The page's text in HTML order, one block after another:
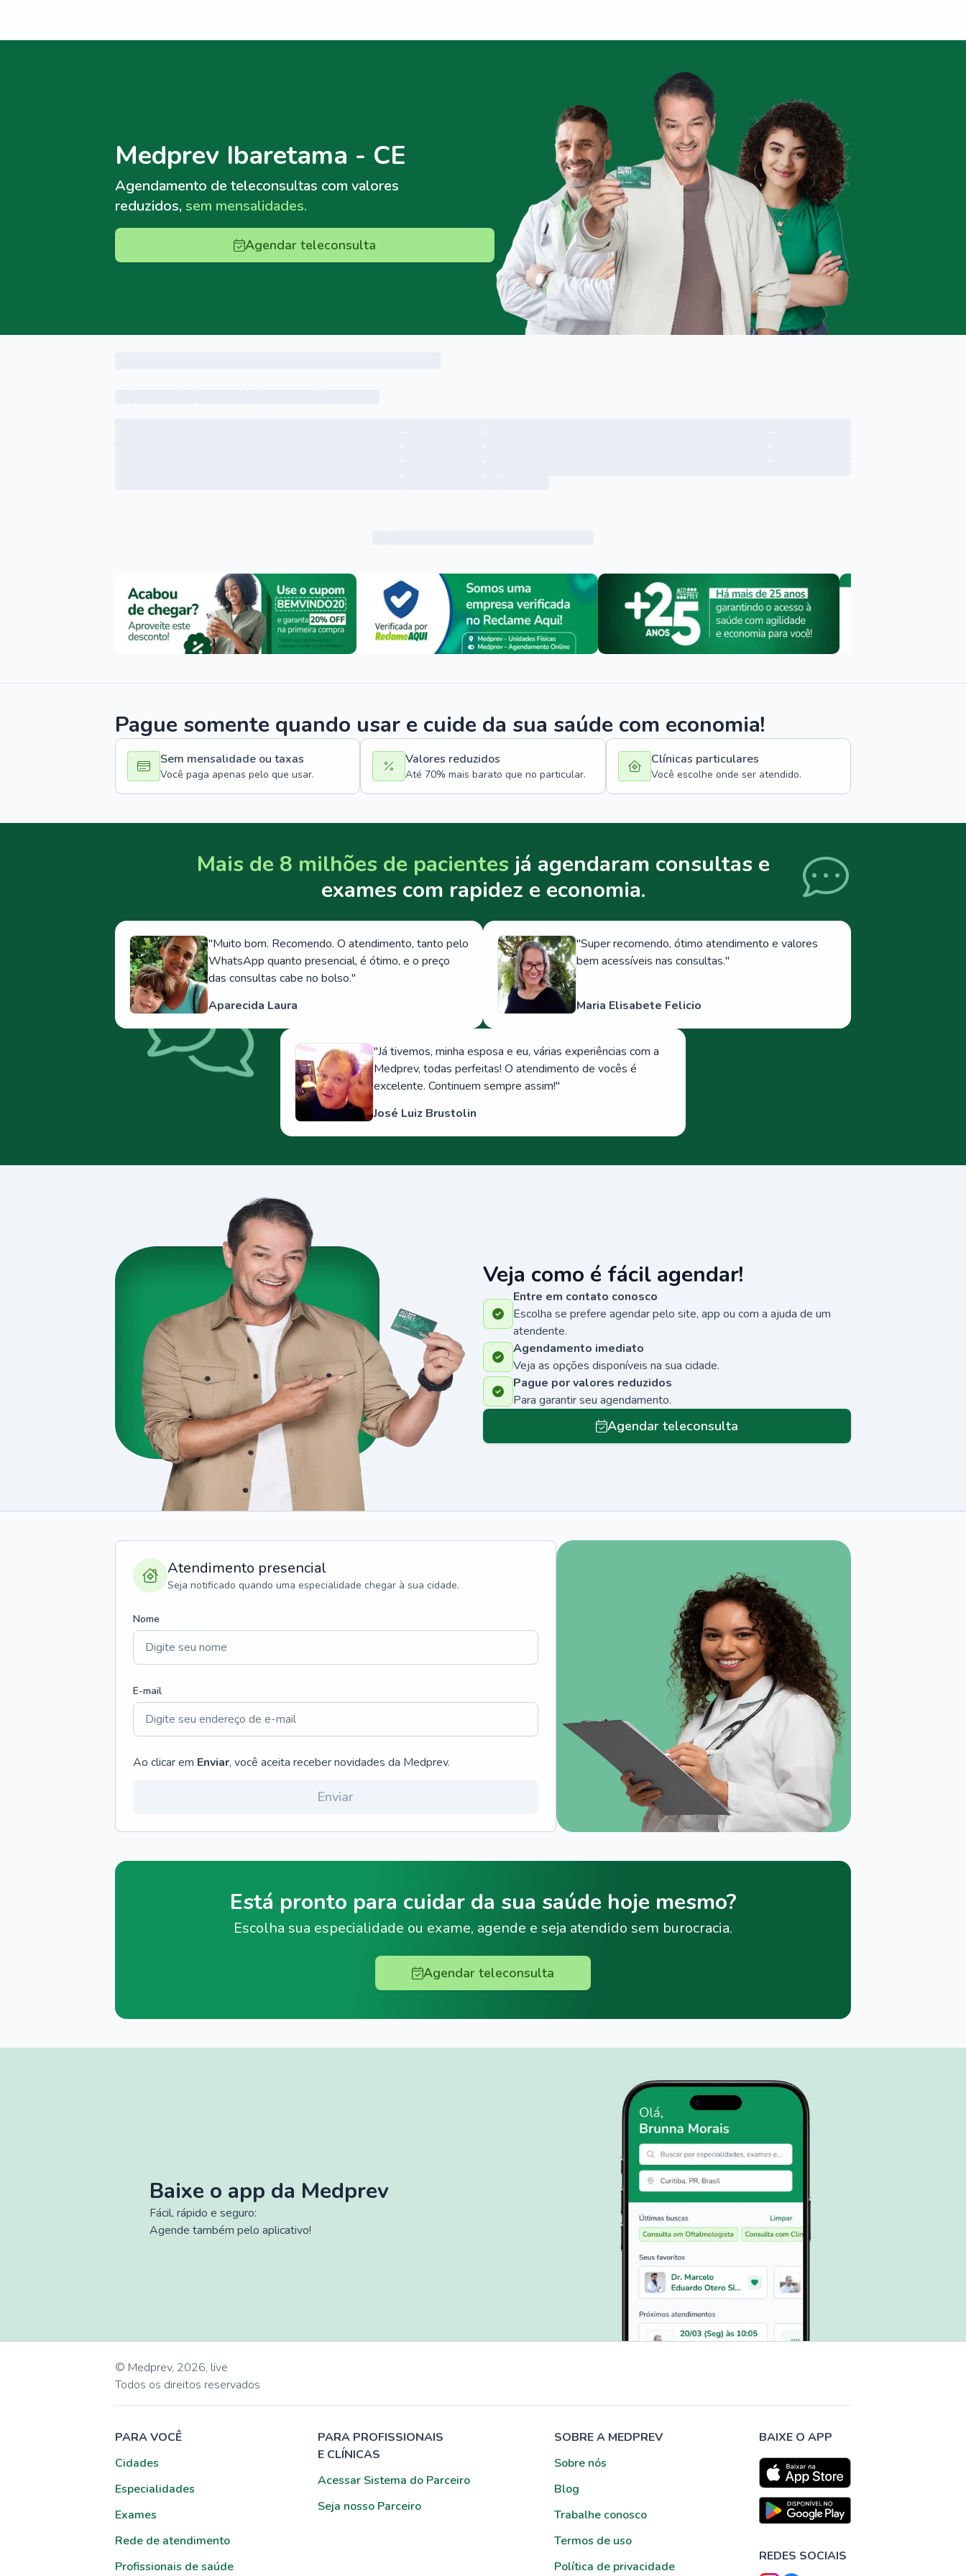
Medprev Ibaretama - CE
Agendamento de teleconsultas com valores
reduzidos, sem mensalidades.
Agendar teleconsulta
Menu lateral
Pague somente quando usar e cuide da sua saúde com economia!
Sem mensalidade ou taxas
Você paga apenas pelo que usar.
Valores reduzidos
Até 70% mais barato que no particular.
Clínicas particulares
Você escolhe onde ser atendido.
Mais de 8 milhões de pacientes já agendaram consultas e
exames com rapidez e economia.
"Muito bom. Recomendo. O atendimento, tanto pelo
WhatsApp quanto presencial, é ótimo, e o preço
das consultas cabe no bolso."
Aparecida Laura
"Super recomendo, ótimo atendimento e valores
bem acessíveis nas consultas."
Maria Elisabete Felicio
"Já tivemos, minha esposa e eu, várias experiências com a
Medprev, todas perfeitas! O atendimento de vocês é
excelente. Continuem sempre assim!"
José Luiz Brustolin
Veja como é fácil agendar!
Entre em contato conosco
Escolha se prefere agendar pelo site, app ou com a ajuda de um
atendente.
Agendamento imediato
Veja as opções disponíveis na sua cidade.
Pague por valores reduzidos
Para garantir seu agendamento.
Agendar teleconsulta
Atendimento presencial
Seja notificado quando uma especialidade chegar à sua cidade.
Nome
E-mail
Ao clicar em Enviar, você aceita receber novidades da Medprev.
Enviar
Está pronto para cuidar da sua saúde hoje mesmo?
Escolha sua especialidade ou exame, agende e seja atendido sem burocracia.
Agendar teleconsulta
Baixe o app da Medprev
Fácil, rápido e seguro:
Agende também pelo aplicativo!
© Medprev, 2026, live
Todos os direitos reservados
PARA VOCÊ
Cidades
Especialidades
Exames
Rede de atendimento
Profissionais de saúde
PARA PROFISSIONAIS
E CLÍNICAS
Acessar Sistema do Parceiro
Seja nosso Parceiro
SOBRE A MEDPREV
Sobre nós
Blog
Trabalhe conosco
Termos de uso
Política de privacidade
BAIXE O APP
REDES SOCIAIS